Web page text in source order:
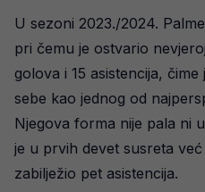
U sezoni 2023./2024.
pri čemu je ostvario
golova i 15 asistencija,
sebe kao jednog od
Njegova forma nije pala ni
je u prvih devet susreta
zabilježio pet asistencija.